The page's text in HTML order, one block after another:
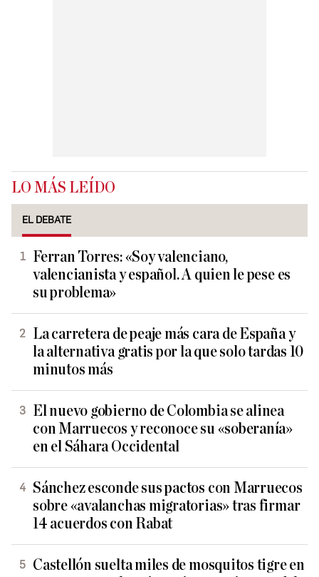
LO MÁS LEÍDO
EL DEBATE
Ferran Torres: «Soy valenciano,
valencianista y español. A quien le pese es
su problema»
La carretera de peaje más cara de España y
la alternativa gratis por la que solo tardas 10
minutos más
El nuevo gobierno de Colombia se alinea
con Marruecos y reconoce su «soberanía»
en el Sáhara Occidental
Sánchez esconde sus pactos con Marruecos
sobre «avalanchas migratorias» tras firmar
14 acuerdos con Rabat
Castellón suelta miles de mosquitos tigre en